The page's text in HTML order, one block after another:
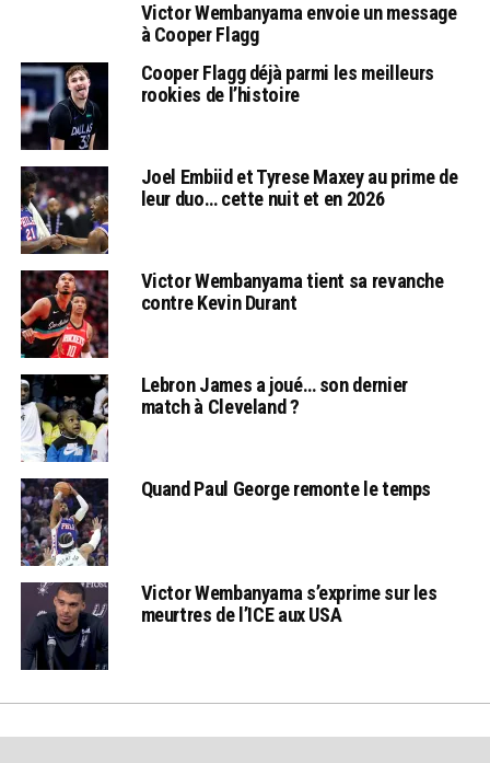
Victor Wembanyama envoie un message
à Cooper Flagg
Cooper Flagg déjà parmi les meilleurs
rookies de l’histoire
Joel Embiid et Tyrese Maxey au prime de
leur duo… cette nuit et en 2026
Victor Wembanyama tient sa revanche
contre Kevin Durant
Lebron James a joué… son dernier
match à Cleveland ?
Quand Paul George remonte le temps
Victor Wembanyama s’exprime sur les
meurtres de l’ICE aux USA